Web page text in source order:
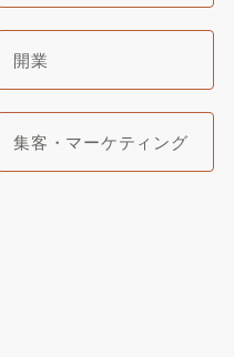
開業
集客・マーケティング